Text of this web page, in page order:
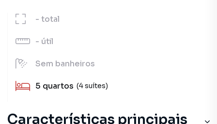
- total
- útil
Sem banheiros
5 quartos (4 suítes)
Características principais